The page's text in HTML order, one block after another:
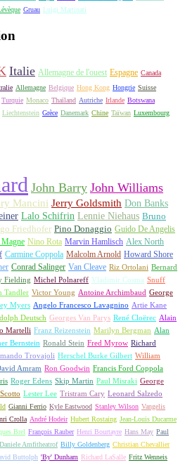
Gruau Luigi Martinati
Italie Allemagne de l'ouest Espagne Canada
Allemagne Belgique Hong Kong Hongrie Suisse
Turquie Monaco Thaïland Autriche Irlande Botswana
Liechtenstein Grèce Danemark Chine Taïwan Luxembourg
John Barry John Williams
Mancini Jerry Goldsmith Don Banks
Lalo Schifrin Lennie Niehaus Bruno
Friedhofer Pino Donaggio Guido De Angelis
Nino Rota Marvin Hamlisch Alex North
Carmine Coppola Malcolm Arnold Howard Shore
Conrad Salinger Van Cleave Riz Ortolani Bernard
Fielding Michel Polnareff Vladimir Cosma Snuff
Tandler Victor Young Antoine Archimbaud George
Myers Angelo Francesco Lavagnino Artie Kane
Deutsch Georges Van Parys René Cloërec Alain
Martelli Franz Reizenstein Marilyn Bergman Alan
Bernstein Ronald Stein Fred Myrow Richard
Trovajoli Herschel Burke Gilbert William
Amram Ron Goodwin Francis Ford Coppola
Roger Edens Skip Martin Paul Misraki George
Lester Lee Tristram Cary Leonard Salzedo
Gianni Ferrio Kyle Eastwood Stanley Wilson Vangelis
Crolla André Hodeir Hubert Rostaing Jean-Louis Ducarme
Brel François Rauber Henri Bourtayre Hans May Paul
Daniele Amfitheatrof Billy Goldenberg Christian Chevallier
Buttolph 'By' Dunham Richard LaSalle Fritz Wenneis